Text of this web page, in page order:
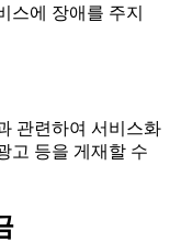
스에 장애를 주지
관련하여 서비스화
고 등을 게재할 수